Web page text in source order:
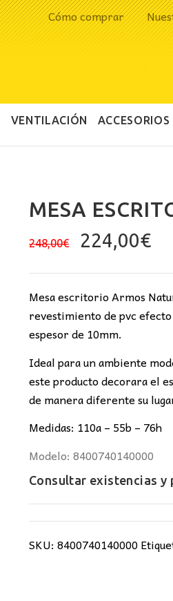
Cómo comprar
VENTILACIÓN ACCESORIOS
MESA
248,00€
El
original
era:
248,00€.
224,00€El
Mesa escritorio Armos
revestimiento de pvc
espesor de 10mm.
Ideal para un ambiente
este producto decorara el
de manera diferente su
Medidas: 110a – 55b – 76h
Modelo: 8400740140000
Consultar existencias y
SKU: 8400740140000